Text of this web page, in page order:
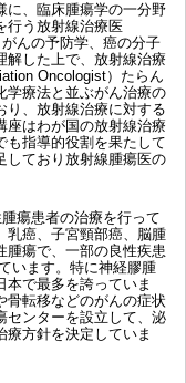
に、臨床腫瘍学の一分野
行う放射線治療医
んの予防学、癌の分子
解した上で、放射線治療
Oncologist）たらん
学療法と並ぶがん治療の
り、放射線治療に対する
座はわが国の放射線治療
も指導的役割を果たして
しており放射線腫瘍医の
瘍患者の治療を行って
乳癌、子宮頸部癌、脳腫
腫瘍で、一部の良性疾患
います。特に神経膠腫
で最多を誇っていま
骨転移などのがんの症状
センターを設立して、泌
療方針を決定していま